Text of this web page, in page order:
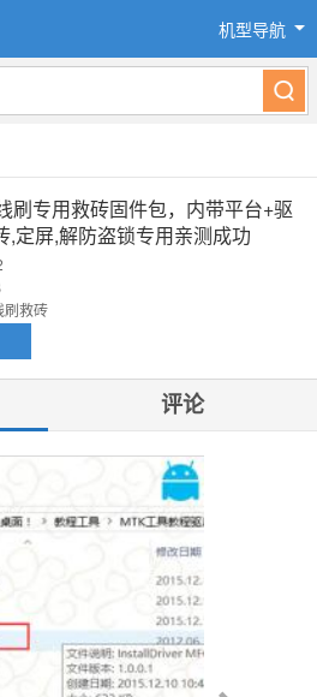
机型导航
刷专用救砖固件包，内带平台+驱
,定屏,解防盗锁专用亲测成功
刷救砖
评论